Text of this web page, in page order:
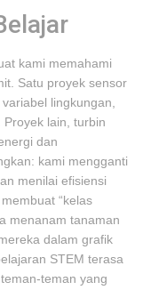
kami memahami
Satu proyek sensor
lingkungan,
lain, turbin
dan
kami mengganti
menilai efisiensi
“kelas
menanam tanaman
dalam grafik
STEM terasa
teman yang